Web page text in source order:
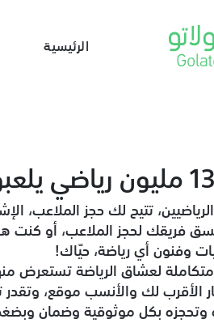
الرئيسية
تتيح لك حجز الملاعب،
فريقك لحجز الملاعب، أو كنت
وفنون أي رياضة، حيّاك!
لعشاق الرياضة
الأقرب لك والأنسب موقع،
بكل موثوقية وضمان